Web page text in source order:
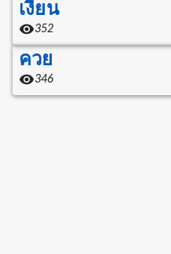
เงี่ยน
352
ควย
346